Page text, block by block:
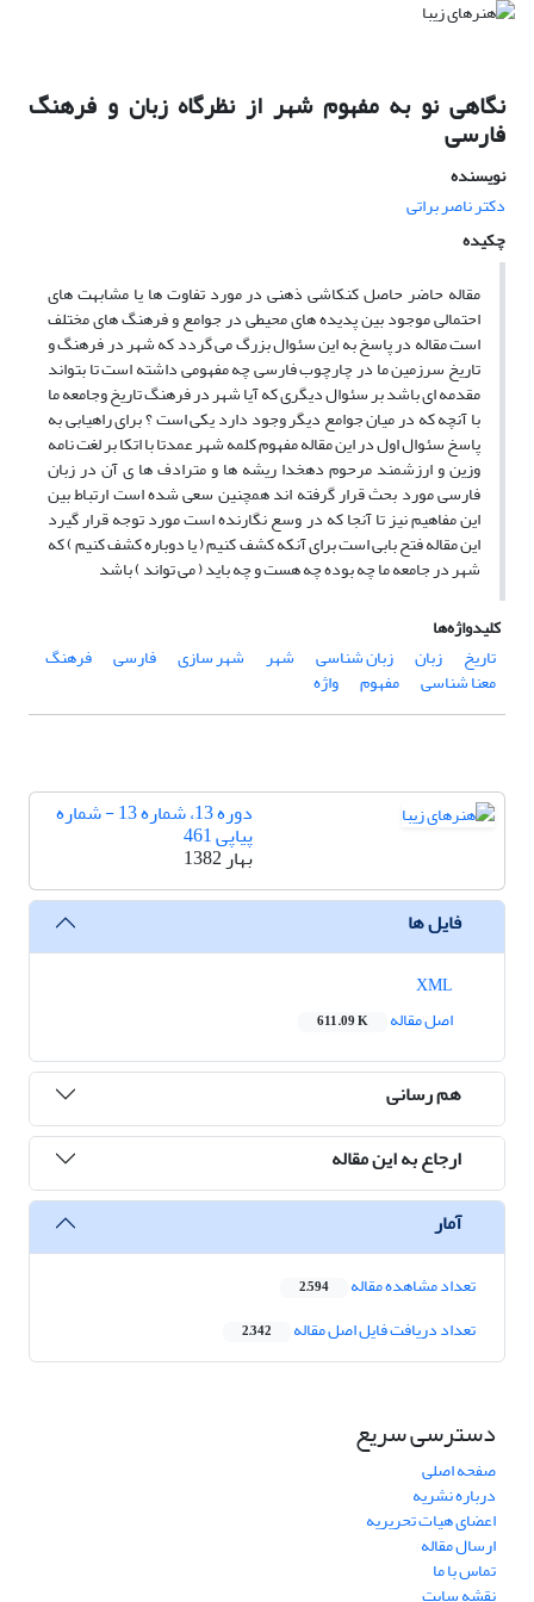
نگاهی نو به مفهوم شهر از نظرگاه زبان و فرهنگ
فارسی
نویسنده
دکتر ناصر براتی
چکیده
مقاله حاضر حاصل کنکاشی ذهنی در مورد تفاوت ها یا مشابهت های
احتمالی موجود بین پدیده های محیطی در جوامع و فرهنگ های مختلف
است مقاله در پاسخ به این سئوال بزرگ می گردد که شهر در فرهنگ و
تاریخ سرزمین ما در چارچوب فارسی چه مفهومی داشته است تا بتواند
مقدمه ای باشد بر سئوال دیگری که آیا شهر در فرهنگ تاریخ وجامعه ما
با آنچه که در میان جوامع دیگر وجود دارد یکی است ؟ برای راهیابی به
پاسخ سئوال اول در این مقاله مفهوم کلمه شهر عمدتا با اتکا بر لغت نامه
وزین و ارزشمند مرحوم دهخدا ریشه ها و مترادف ها ی آن در زبان
فارسی مورد بحث قرار گرفته اند همچنین سعی شده است ارتباط بین
این مفاهیم نیز تا آنجا که در وسع نگارنده است مورد توجه قرار گیرد
این مقاله فتح بابی است برای آنکه کشف کنیم ( یا دوباره کشف کنیم ) که
شهر در جامعه ما چه بوده چه هست و چه باید ( می تواند ) باشد
کلیدواژه‌ها
تاریخ
زبان زبان شناسی شهر شهر سازی فارسی فرهنگ
معنا شناسی مفهوم واژه
دوره 13، شماره 13 - شماره
پیاپی 461
بهار 1382
فایل ها
اصل مقاله
611.09 K
هم رسانی
ارجاع به این مقاله
آمار
تعداد مشاهده مقاله 2,594
تعداد دریافت فایل اصل مقاله 2,342
دسترسی سریع
صفحه اصلی
درباره نشریه
اعضای هیات تحریریه
ارسال مقاله
تماس با ما